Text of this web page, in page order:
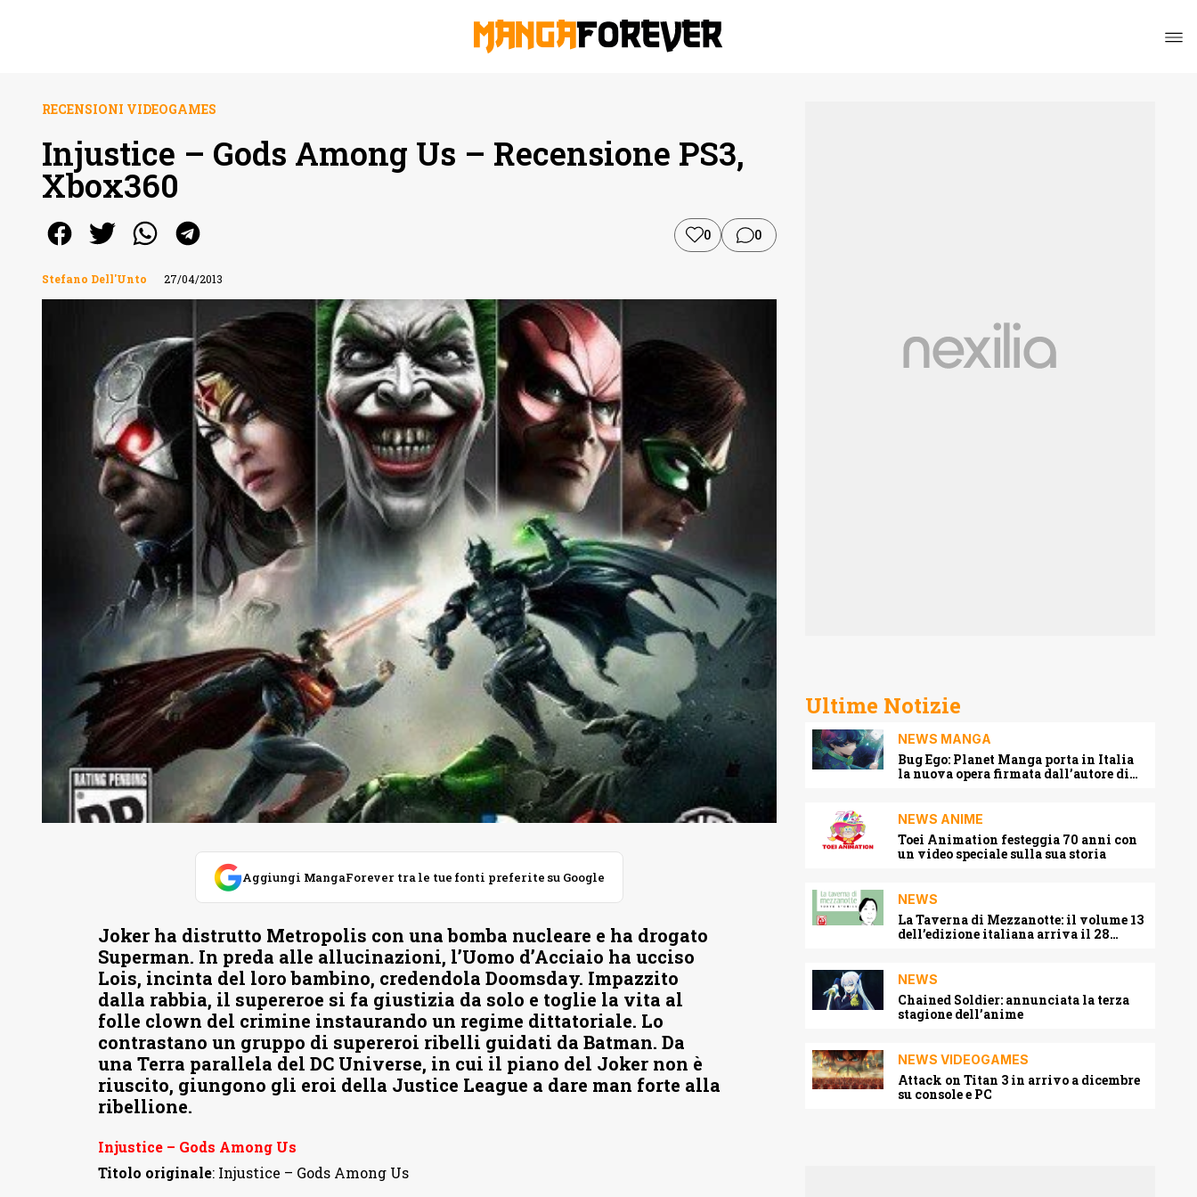
RECENSIONI VIDEOGAMES
Injustice – Gods Among Us – Recensione PS3,
Xbox360
0 0
Stefano Dell'Unto 27/04/2013
Aggiungi MangaForever tra le tue fonti preferite su Google
Joker ha distrutto Metropolis con una bomba nucleare e ha drogato
Superman. In preda alle allucinazioni, l’Uomo d’Acciaio ha ucciso
Lois, incinta del loro bambino, credendola Doomsday. Impazzito
dalla rabbia, il supereroe si fa giustizia da solo e toglie la vita al
folle clown del crimine instaurando un regime dittatoriale. Lo
contrastano un gruppo di supereroi ribelli guidati da Batman. Da
una Terra parallela del DC Universe, in cui il piano del Joker non è
riuscito, giungono gli eroi della Justice League a dare man forte alla
ribellione.
Injustice – Gods Among Us
Titolo originale: Injustice – Gods Among Us
Ultime Notizie
NEWS MANGA
Bug Ego: Planet Manga porta in Italia
la nuova opera firmata dall’autore di
NEWS ANIME
Toei Animation festeggia 70 anni con
un video speciale sulla sua storia
NEWS
La Taverna di Mezzanotte: il volume 13
dell’edizione italiana arriva il 28
NEWS
Chained Soldier: annunciata la terza
stagione dell’anime
NEWS VIDEOGAMES
Attack on Titan 3 in arrivo a dicembre
su console e PC